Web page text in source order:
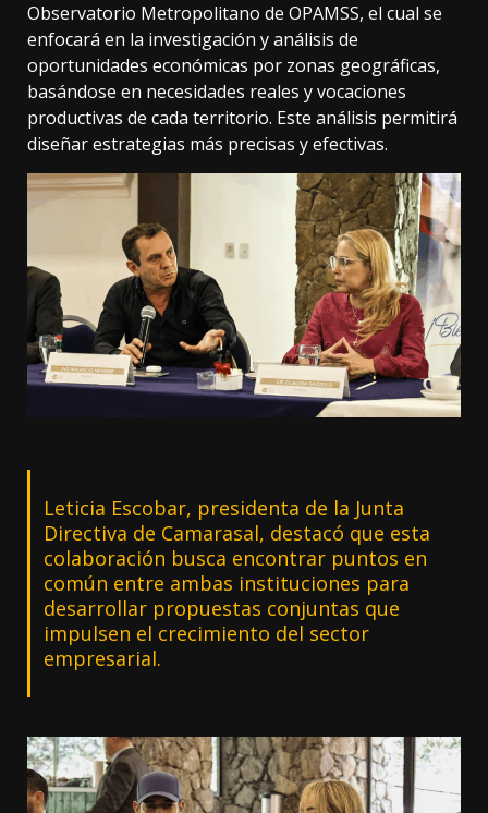
Observatorio Metropolitano de OPAMSS, el cual se
enfocará en la investigación y análisis de
oportunidades económicas por zonas geográficas,
basándose en necesidades reales y vocaciones
productivas de cada territorio. Este análisis permitirá
diseñar estrategias más precisas y efectivas.
Leticia Escobar, presidenta de la Junta
Directiva de Camarasal, destacó que esta
colaboración busca encontrar puntos en
común entre ambas instituciones para
desarrollar propuestas conjuntas que
impulsen el crecimiento del sector
empresarial.